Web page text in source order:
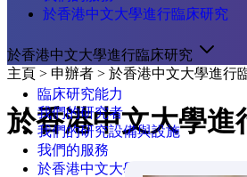
於香港中文大學進行臨床研究
於香港中文大學進行臨床研究
臨床研究能力
我們的研究者
我們的研究設備與設施
我們的服務
於香港中文大學進行臨床研究
主頁 > 申辦者 > 於香港中文大學進行
於香港中文大學進